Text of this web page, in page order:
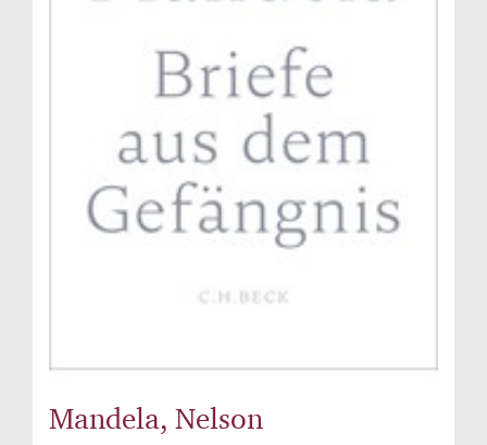
Mandela, Nelson